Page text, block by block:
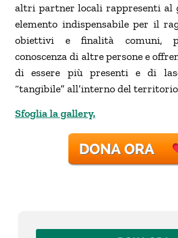
altri partner locali rappresenti al
elemento indispensabile per il
obiettivi e finalità comuni,
conoscenza di altre persone e
di essere più presenti e di
“tangibile” all’interno del
Sfoglia la gallery.